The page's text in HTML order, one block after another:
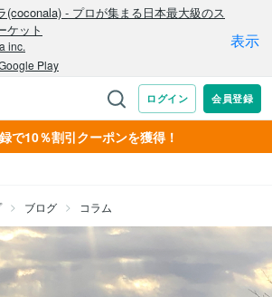
で10％割引クーポンを獲得！
ブログ コラム